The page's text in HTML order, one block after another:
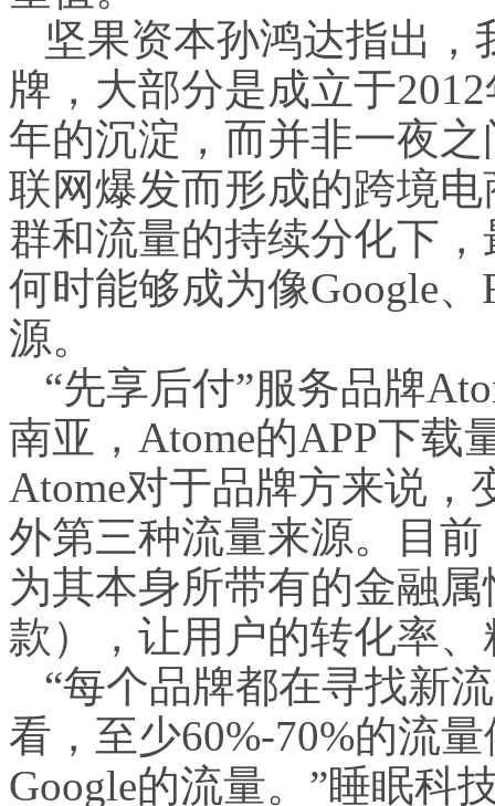
坚果资本孙鸿达指出
牌，大部分是成立于
年的沉淀，而并非一夜
联网爆发而形成的跨境
群和流量的持续分化下
何时能够成为像Google
源。
“先享后付”服务品牌
南亚，Atome的APP下载
Atome对于品牌方来说
外第三种流量来源。目
为其本身所带有的金融
款），让用户的转化率
“每个品牌都在寻找新
看，至少60%-70%的流
Google的流量。”睡眠科